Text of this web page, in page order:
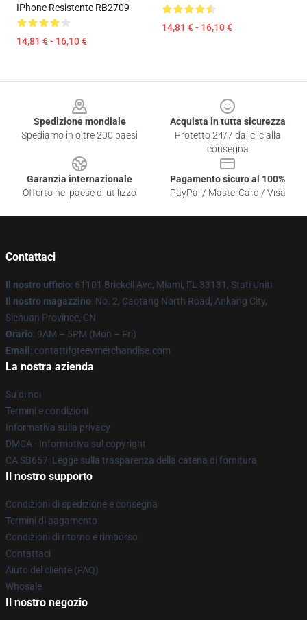
IPhone Resistente RB2709
14,81 € - 16,10 €
14,81 € - 16,10 €
Spedizione mondiale
Spediamo in oltre 200 paesi
Acquista in tutta sicurezza
Protetto 24/7 dai clic alla
consegna
Garanzia internazionale
Offerto nel paese di utilizzo
Pagamento sicuro al 100%
PayPal / MasterCard / Visa
Contattaci
Il nostro ufficio: 61101 Brickell Ave, Miami, FL 33131, Stati Uniti
Il nostro magazzino: No. 2, Caotang North Road, Ankang City,
Sichuan Province, CN
Orario: 9AM – 5PM (Mon – Fri)
Email : contattifgteevmerchandise.com
La nostra azienda
Su di noi
Termini e condizioni
Informativa sulla privacy
DMCA - Informativa sul copyright
CA SB657: Legge sulla trasparenza della catena di fornitura
Il nostro supporto
Condizioni di spedizione e consegna
Termini di pagamento
Condizioni di ritorno e rimborso
Contattaci
Aiuto del cliente (FAQ)
Whosale
Il nostro negozio